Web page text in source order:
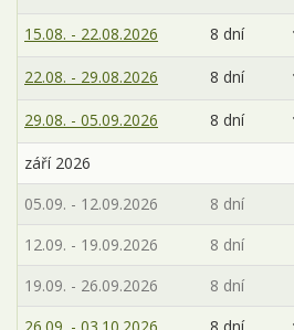
15.08. - 22.08.2026 8 dní
22.08. - 29.08.2026 8 dní
29.08. - 05.09.2026 8 dní
září 2026
05.09. - 12.09.2026
8 dní
12.09. - 19.09.2026 8 dní
19.09. - 26.09.2026 8 dní
26.09. - 03.10.2026 8 dní